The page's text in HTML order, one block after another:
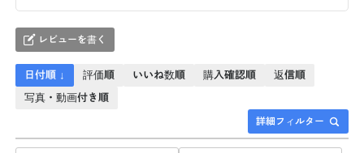
レビューを書く
詳細フィルター
日付順 ↓ 評価順 いいね数順 購入確認順 返信順
写真・動画付き順